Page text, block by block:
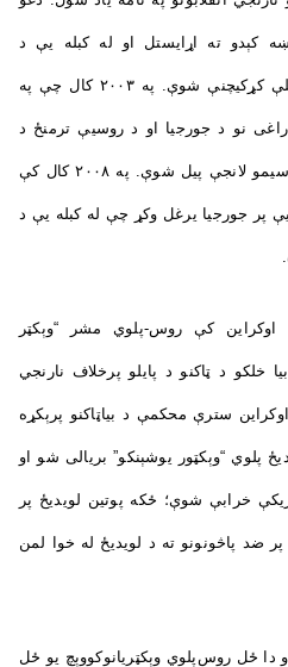
کېدو ته اړايستل او له کبله یې د
روسیې او لویدیځ اړیکې ورځ تر بلې کړکیچنې شوې. په ۲۰۰۳ کال چې په
نو د جورجیا او د روسیې ترمنځ د
«ابخازیه» او «سویلي اوزیتي» په سیمو لانجې پيل شوې. په ۲۰۰۸ کال کې
پر جورجیا یرغل وکړ چې له کبله یې د
کال کې په اوکراین کې روس-پلوي مشر “وېکټر
خلکو د ټاکنو د پایلو پرخلاف نارنجي
سترې محکمې د بیاټاکنو پرېکړه
پلوي “وېکټور یوشېنکو” بريالی شو او
خرابې شوې؛ ځکه پوتین لویدیځ پر
ضد پاڅونونو ته د لویدیځ له خوا لمن
او دا ځل روس‌پلوي وېکټریانوکووېچ يو ځل